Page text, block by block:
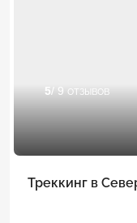
5/ 9 отзывов
Треккинг в